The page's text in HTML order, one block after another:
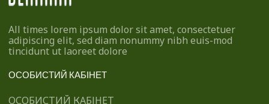
All times lorem ipsum dolor sit amet, consectetuer
adipiscing elit, sed diam nonummy nibh euis-mod
tincidunt ut laoreet dolore
ОСОБИСТИЙ КАБІНЕТ
ОСОБИСТИЙ КАБІНЕТ